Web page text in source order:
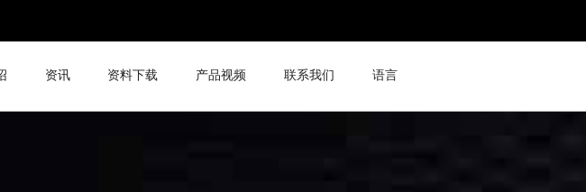
资讯 资料下载 产品视频 联系我们 语言